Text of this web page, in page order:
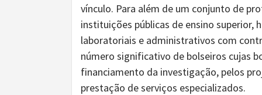
vínculo. Para além de um conjunto de
instituições públicas de ensino superior,
laboratoriais e administrativos com
número significativo de bolseiros cujas
financiamento da investigação, pelos
prestação de serviços especializados.